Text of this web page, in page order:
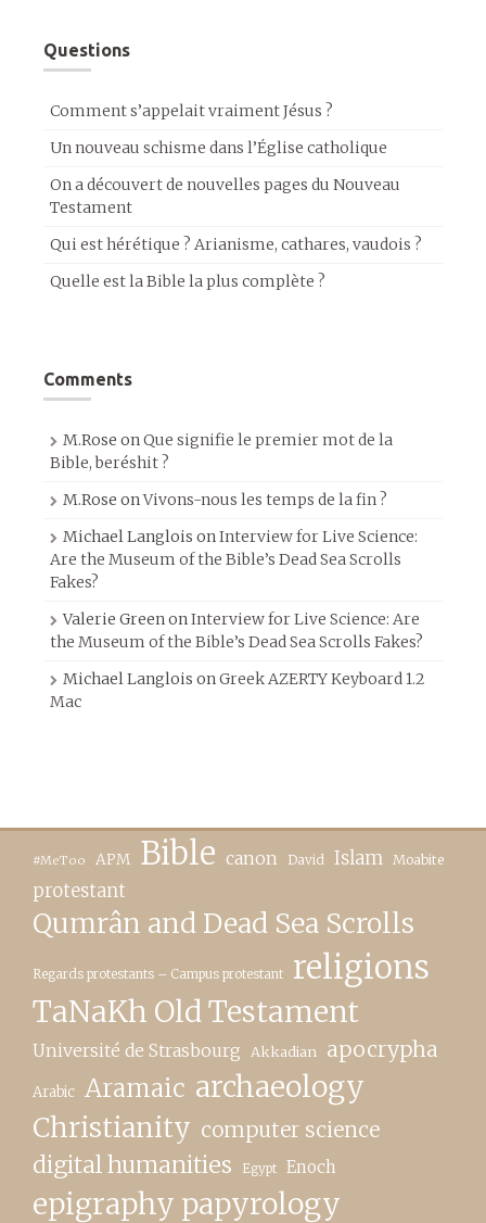
Questions
Comment s’appelait vraiment Jésus ?
Un nouveau schisme dans l’Église catholique
On a découvert de nouvelles pages du Nouveau
Testament
Qui est hérétique ? Arianisme, cathares, vaudois ?
Quelle est la Bible la plus complète ?
Comments
M.Rose onQue signifie le premier mot de la
Bible, beréshit ?
M.Rose onVivons-nous les temps de la fin ?
Michael Langlois onInterview for Live Science:
Are the Museum of the Bible’s Dead Sea Scrolls
Fakes?
Valerie GreenonInterview for Live Science: Are
the Museum of the Bible’s Dead Sea Scrolls Fakes?
Michael Langlois onGreek AZERTY Keyboard 1.2
Mac
#MeToo APM Bible canon David Islam Moabite
protestant
Qumrân and Dead Sea Scrolls
Regards protestants – Campus protestant religions
TaNaKh Old Testament
Université de Strasbourg Akkadian apocrypha
Arabic Aramaic archaeology
Christianity computer science
digital humanities Egypt Enoch
epigraphy papyrology